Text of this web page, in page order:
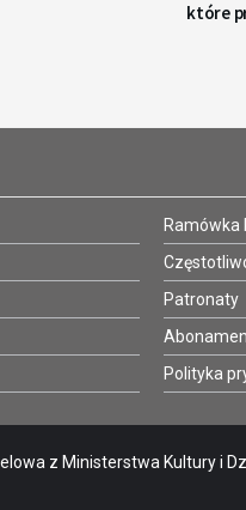
które
Ramówka
Patronaty
Polityka
z Ministerstwa Kultury i